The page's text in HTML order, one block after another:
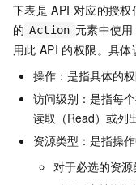
下表是 API 对应的授
的 Action 元素中使
用此 API 的权限。具体
操作：是指具体的权
访问级别：是指每
读取（Read）或列
资源类型：是指操
对于必选的资